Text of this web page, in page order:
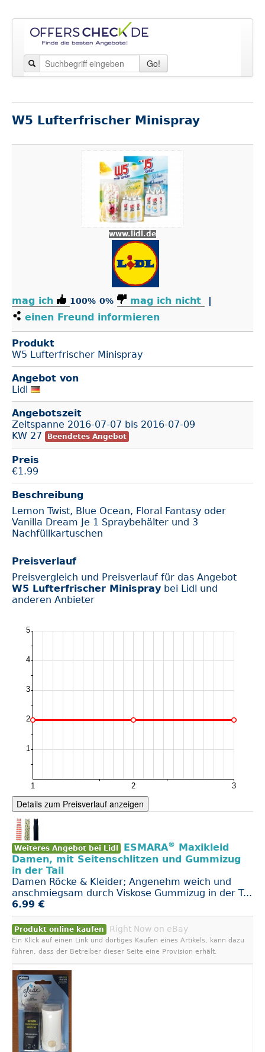
Go!
W5 Lufterfrischer Minispray
www.lidl.de
mag ich 100% 0% mag ich nicht
|
einen Freund informieren
Produkt
W5 Lufterfrischer Minispray
Angebot von
Lidl
Angebotszeit
Zeitspanne 2016-07-07 bis 2016-07-09
KW 27
Beendetes Angebot
Preis
€1.99
Beschreibung
Lemon Twist, Blue Ocean, Floral Fantasy oder
Vanilla Dream Je 1 Spraybehälter und 3
Nachfüllkartuschen
Preisverlauf
Preisvergleich und Preisverlauf für das Angebot
W5 Lufterfrischer Minispray bei Lidl und
anderen Anbieter
Details zum Preisverlauf anzeigen
Weiteres Angebot bei Lidl ESMARA® Maxikleid
Damen, mit Seitenschlitzen und Gummizug
in der Tail
Damen Röcke & Kleider; Angenehm weich und
anschmiegsam durch Viskose Gummizug in der T...
6.99 €
Produkt online kaufen Right Now on eBay
Ein Klick auf einen Link und dortiges Kaufen eines Artikels, kann dazu
führen, dass der Betreiber dieser Seite eine Provision erhält.